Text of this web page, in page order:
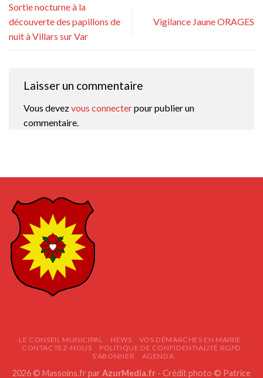
Sortie nocturne à la
découverte des papillons de
nuit à Villars sur Var
Vigilance Jaune ORAGES
Laisser un commentaire
Vous devezvous connecterpour publier un
commentaire.
LE CONSEIL MUNICIPAL NEWS
VOS DÉMARCHES EN MAIRIE
CONTACTEZ-NOUS
POLITIQUE DE CONFIDENTIALITÉ RGPD
S’ABONNER
AGENDA
2026 © Massoins.fr par AzurMedia.fr - Crédit photo © Patrice